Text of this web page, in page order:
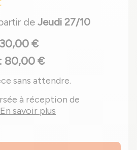
de Jeudi 27/10
€
80,00 €
sans attendre.
à réception de
En savoir plus